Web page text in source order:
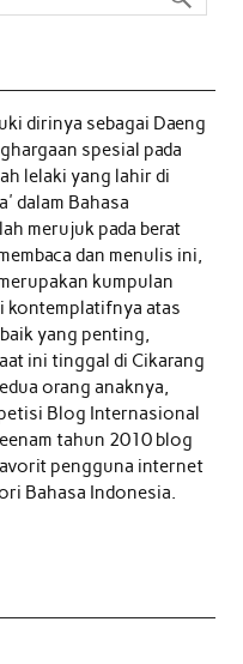
dirinya sebagai Daeng
spesial pada
lelaki yang lahir di
dalam Bahasa
merujuk pada berat
dan menulis ini,
kumpulan
kontemplatifnya atas
yang penting,
ini tinggal di Cikarang
orang anaknya,
Blog Internasional
tahun 2010 blog
pengguna internet
Bahasa Indonesia.